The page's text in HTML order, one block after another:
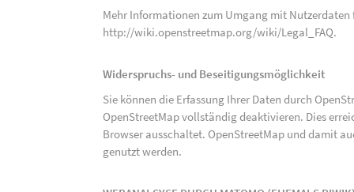
Mehr Informationen zum Umgang mit
http://wiki.openstreetmap.org/wiki/Legal_FAQ.
Widerspruchs- und Beseitigungsmöglichkeit
Sie können die Erfassung Ihrer Daten durch
OpenStreetMap vollständig deaktivieren. Dies
Browser ausschaltet. OpenStreetMap und damit
genutzt werden.